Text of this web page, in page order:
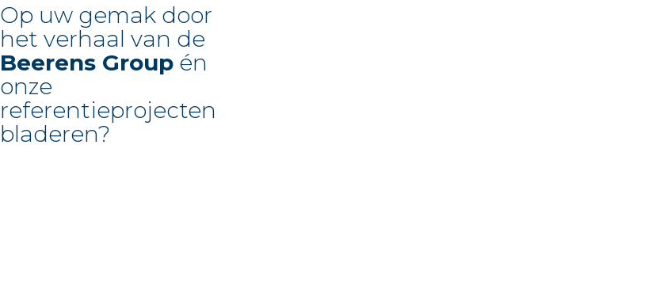
Op uw gemak door
het verhaal van de
Beerens Group én
onze
referentieprojecten
bladeren?